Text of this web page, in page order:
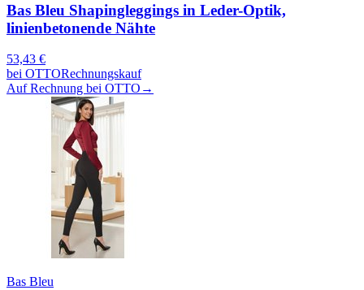
Bas Bleu Shapingleggings in Leder-Optik,
linienbetonende Nähte
53,43 €
bei OTTORechnungskauf
Auf Rechnung bei OTTO →
Bas Bleu